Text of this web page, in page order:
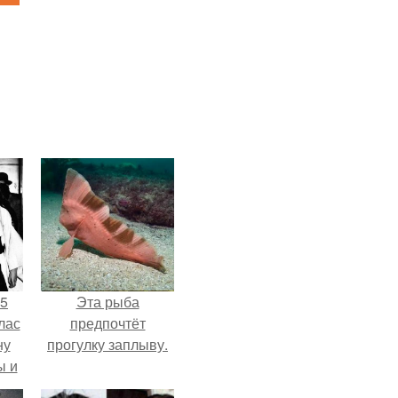
и
Эта рыба
предпочтёт
прогулку заплыву.